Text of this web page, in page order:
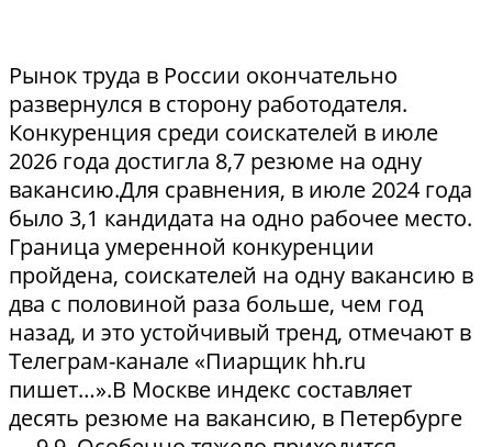
Рынок труда в России окончательно
развернулся в сторону работодателя.
Конкуренция среди соискателей в июле
2026 года достигла 8,7 резюме на одну
вакансию.Для сравнения, в июле 2024 года
было 3,1 кандидата на одно рабочее место.
Граница умеренной конкуренции
пройдена, соискателей на одну вакансию в
два с половиной раза больше, чем год
назад, и это устойчивый тренд, отмечают в
Телеграм-канале «Пиарщик hh.ru
пишет…».В Москве индекс составляет
десять резюме на вакансию, в Петербурге